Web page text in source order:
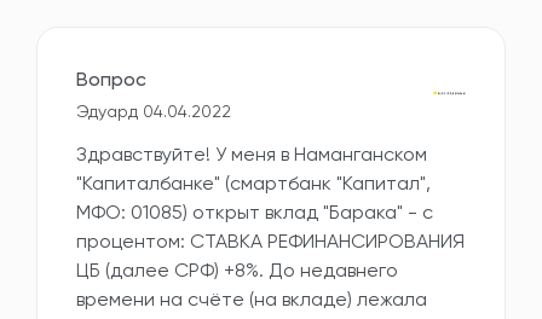
Вопрос
Эдуард 04.04.2022
Здравствуйте! У меня в Наманганском
"Капиталбанке" (смартбанк "Капитал",
МФО: 01085) открыт вклад "Барака" - с
процентом: СТАВКА РЕФИНАНСИРОВАНИЯ
ЦБ (далее СРФ) +8%. До недавнего
времени на счёте (на вкладе) лежала